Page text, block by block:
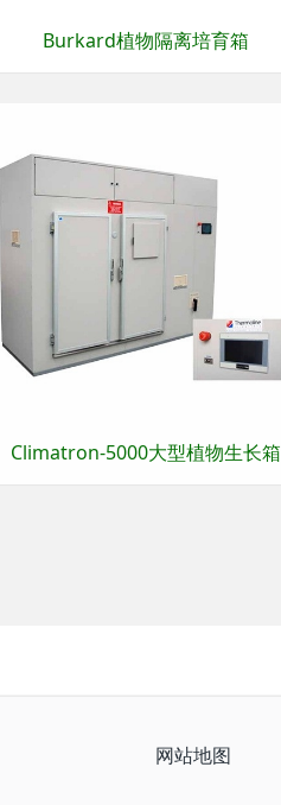
Burkard植物隔离培育箱
Climatron-5000大型植物生长箱
网站地图